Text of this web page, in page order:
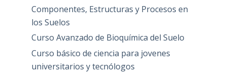
Componentes, Estructuras y Procesos en
los Suelos
Curso Avanzado de Bioquímica del Suelo
Curso básico de ciencia para jovenes
universitarios y tecnólogos